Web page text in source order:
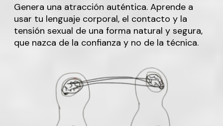
Genera una atracción auténtica. Aprende a
usar tu lenguaje corporal, el contacto y la
tensión sexual de una forma natural y segura,
que nazca de la confianza y no de la técnica.